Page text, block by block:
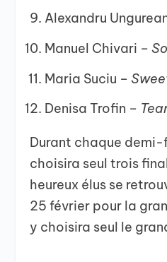
Alexandru
Manuel Chivari –
Maria Suciu –
Denisa Trofin –
Durant chaque
choisira seul trois
heureux élus se
25 février pour la
y choisira seul le